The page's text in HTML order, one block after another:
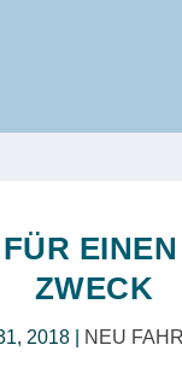
ZWECK
2018 NEU